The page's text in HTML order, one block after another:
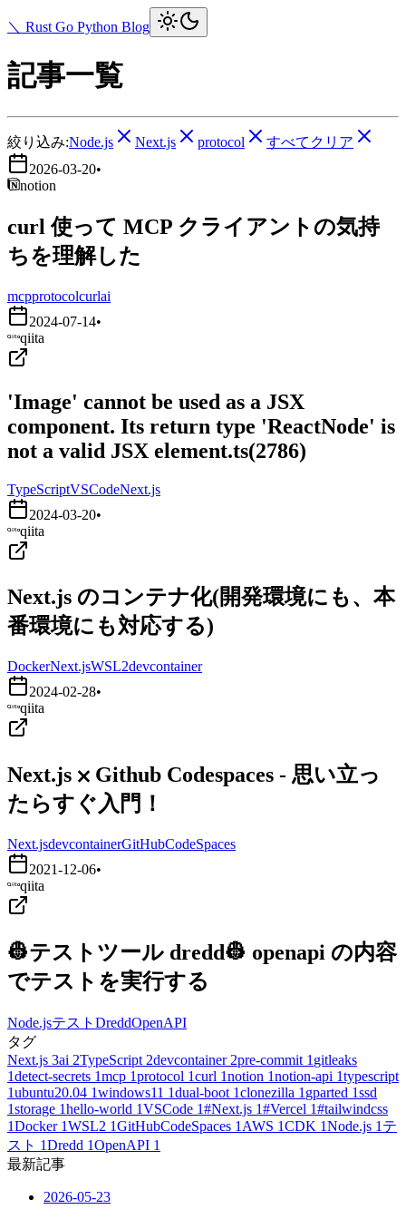
＼ Rust Go Python Blog
記事一覧
絞り込み:Node.js Next.js protocol
すべてクリア
2026-03-20•
notion
curl 使って MCP クライアントの気持
ちを理解した
mcpprotocolcurlai
2024-07-14•
qiita
'Image' cannot be used as a JSX
component. Its return type 'ReactNode' is
not a valid JSX element.ts(2786)
TypeScriptVSCodeNext.js
2024-03-20•
qiita
Next.js のコンテナ化(開発環境にも、本
番環境にも対応する)
DockerNext.jsWSL2devcontainer
2024-02-28•
qiita
Next.js ⨉ Github Codespaces - 思い立っ
たらすぐ入門！
Next.jsdevcontainerGitHubCodeSpaces
2021-12-06•
qiita
👷テストツール dredd👷 openapi の内容
でテストを実行する
Node.jsテスト DreddOpenAPI
タグ
Next.js 3ai 2TypeScript 2devcontainer 2pre-commit 1 gitleaks
1detect-secrets 1mcp 1protocol 1curl 1notion 1notion-api 1typescript
1ubuntu20.04 1windows11 1dual-boot 1clonezilla 1 gparted 1ssd
1storage 1hello-world 1VSCode 1#Next.js 1#Vercel 1#tailwindcss
1Docker 1WSL2 1GitHubCodeSpaces 1 AWS 1CDK 1Node.js 1 テ
スト 1Dredd 1OpenAPI 1
最新記事
2026-05-23